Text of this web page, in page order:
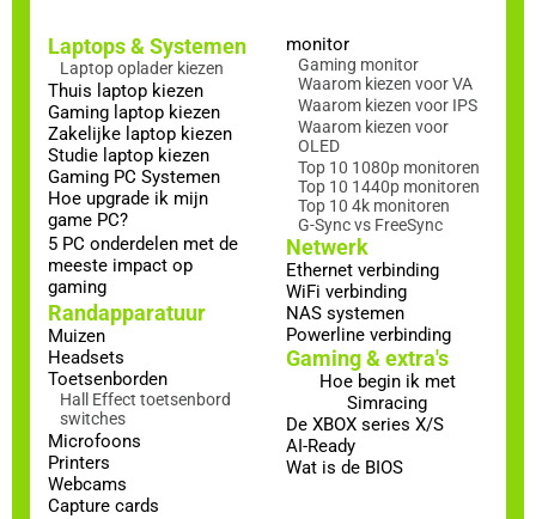
Laptops & Systemen
Laptop oplader kiezen
Thuis laptop kiezen
Gaming laptop kiezen
Zakelijke laptop kiezen
Studie laptop kiezen
Gaming PC Systemen
Hoe upgrade ik mijn
game PC?
5 PC onderdelen met de
meeste impact op
gaming
Randapparatuur
Muizen
Headsets
Toetsenborden
Hall Effect toetsenbord
switches
Microfoons
Printers
Webcams
Capture cards
monitor
Gaming monitor
Waarom kiezen voor VA
Waarom kiezen voor IPS
Waarom kiezen voor
OLED
Top 10 1080p monitoren
Top 10 1440p monitoren
Top 10 4k monitoren
G-Sync vs FreeSync
Netwerk
Ethernet verbinding
WiFi verbinding
NAS systemen
Powerline verbinding
Gaming & extra's
Hoe begin ik met
Simracing
De XBOX series X/S
AI-Ready
Wat is de BIOS